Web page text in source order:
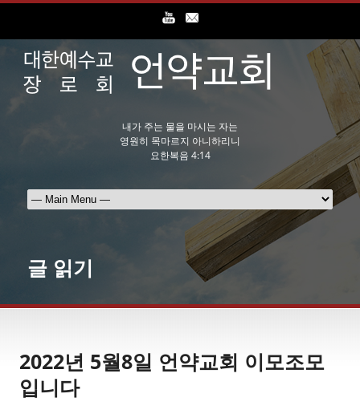
내가 주는 물을 마시는 자는
영원히 목마르지 아니하리니
요한복음 4:14
글 읽기
2022년 5월8일 언약교회 이모조모
입니다